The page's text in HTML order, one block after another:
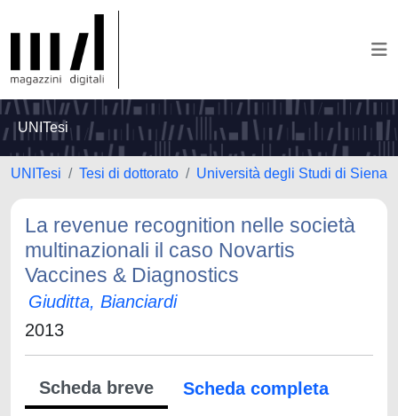
UNITesi
UNITesi Tesi di dottorato Università degli Studi di Siena
La revenue recognition nelle società
multinazionali il caso Novartis
Vaccines & Diagnostics
Giuditta, Bianciardi
2013
Scheda breve
Scheda completa